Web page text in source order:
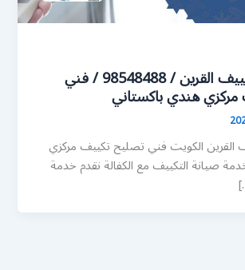
رقم تصليح تكييف القرين / 98548488 / فني
هندي باكستاني
القرين الكويت فني تصليح تكييف مركزي
صيانة التكييف مع الكفالة نقدم خدمة